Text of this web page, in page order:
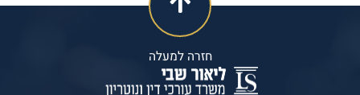
חזרה למעלה